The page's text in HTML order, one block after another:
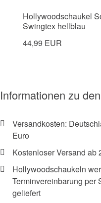
Hollywoodschaukel
Swingtex hellblau
44,99 EUR
Informationen zu
Versandkosten:
Euro
Kostenloser Versand ab
Hollywoodschaukeln
Terminvereinbarung per
geliefert